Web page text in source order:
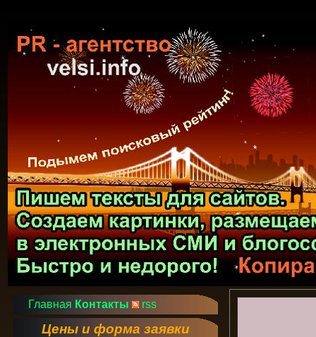
Главная Контакты rss
Цены и форма заявки